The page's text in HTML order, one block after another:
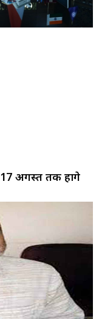
17 अगस्त तक होंगे